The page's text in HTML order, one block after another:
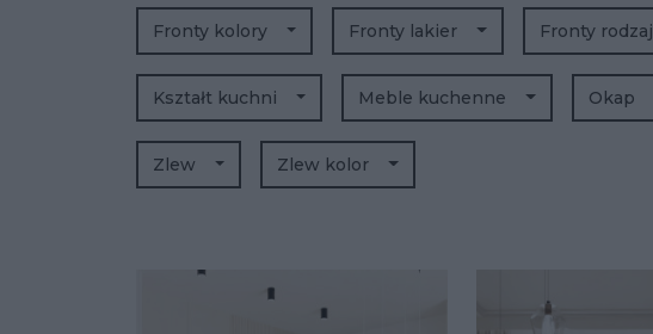
Fronty kolory Fronty lakier Fronty rodzaj
Kształt kuchni Meble kuchenne Okap
Zlew Zlew kolor